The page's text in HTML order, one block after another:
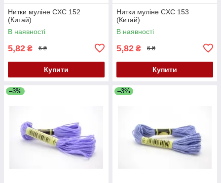
Нитки муліне CXC 152
(Китай)
В наявності
5,82 ₴ 6 ₴
Купити
Нитки муліне CXC 153
(Китай)
В наявності
5,82 ₴ 6 ₴
Купити
–3% –3%